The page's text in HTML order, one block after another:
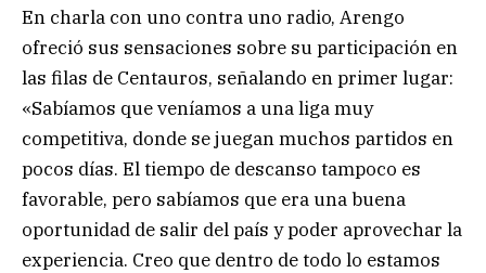
En charla con uno contra uno radio, Arengo
ofreció sus sensaciones sobre su participación en
las filas de Centauros, señalando en primer lugar:
«Sabíamos que veníamos a una liga muy
competitiva, donde se juegan muchos partidos en
pocos días. El tiempo de descanso tampoco es
favorable, pero sabíamos que era una buena
oportunidad de salir del país y poder aprovechar la
experiencia. Creo que dentro de todo lo estamos